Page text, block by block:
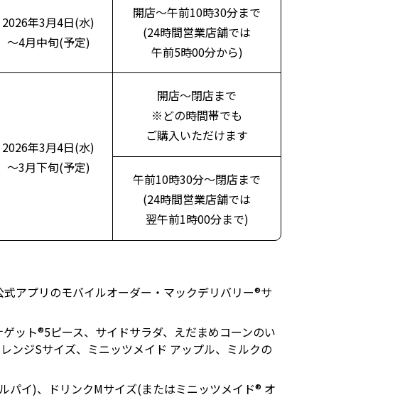
2026年3月4日(水)
～4月中旬(予定)
開店～午前10時30分まで
(24時間営業店舗では
午前5時00分から)
2026年3月4日(水)
～3月下旬(予定)
開店～閉店まで
※どの時間帯でも
ご購入いただけます
午前10時30分～閉店まで
(24時間営業店舗では
翌午前1時00分まで)
アプリのモバイルオーダー・マックデリバリー®サ
ット®5ピース、サイドサラダ、えだまめコーンのい
ンジSサイズ、ミニッツメイド アップル、ミルクの
イ)、ドリンクMサイズ(またはミニッツメイド® オ